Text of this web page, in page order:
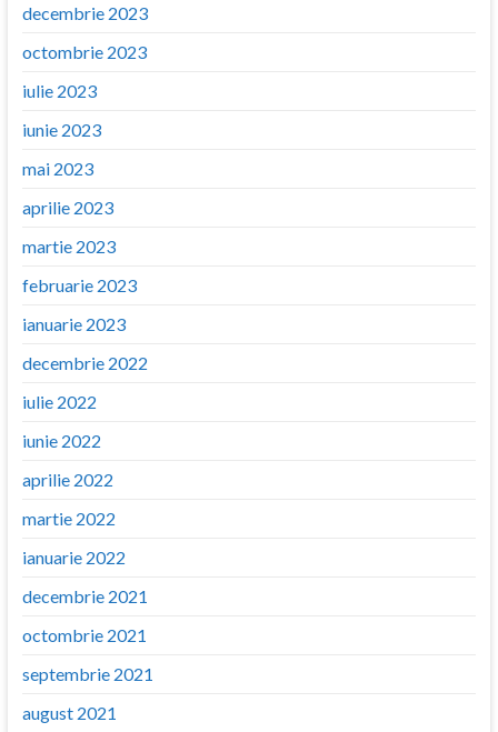
decembrie 2023
octombrie 2023
iulie 2023
iunie 2023
mai 2023
aprilie 2023
martie 2023
februarie 2023
ianuarie 2023
decembrie 2022
iulie 2022
iunie 2022
aprilie 2022
martie 2022
ianuarie 2022
decembrie 2021
octombrie 2021
septembrie 2021
august 2021